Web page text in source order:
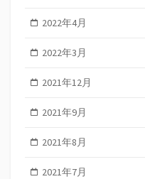
2022年4月
2022年3月
2021年12月
2021年9月
2021年8月
2021年7月